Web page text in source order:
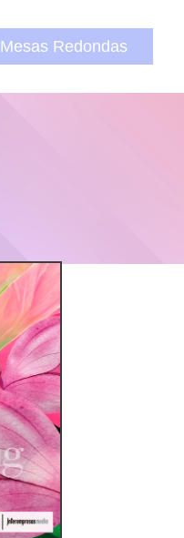
Mesas Redondas